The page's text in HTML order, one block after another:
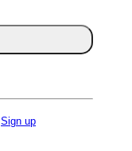
Sign up